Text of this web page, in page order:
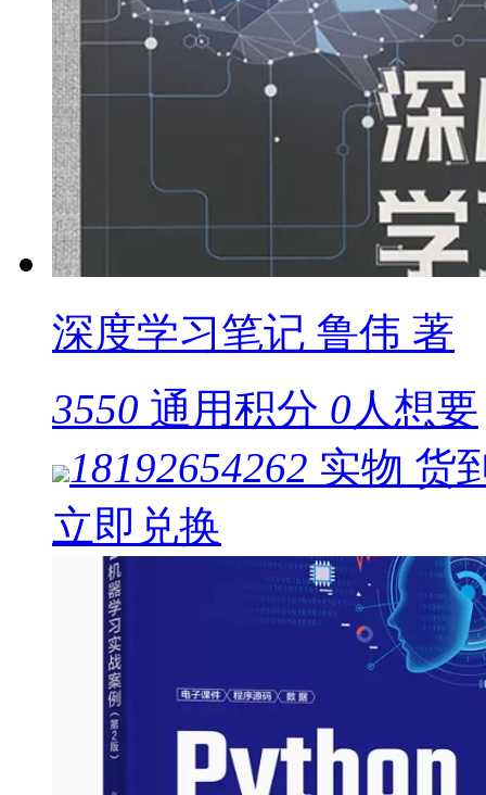
深度学习笔记 鲁伟 著
3550 通用积分 0人想要
18192654262 实物 货
立即兑换